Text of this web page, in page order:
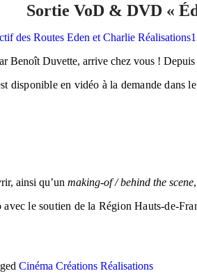
Sortie VoD & DVD «
des Routes Eden et Charlie Réalisations
Benoît Duvette, arrive chez vous !
disponible en vidéo à la demande dans
ainsi qu’un making-of / behind the scene
le soutien de la Région Hauts-de-
Cinéma Créations Réalisations